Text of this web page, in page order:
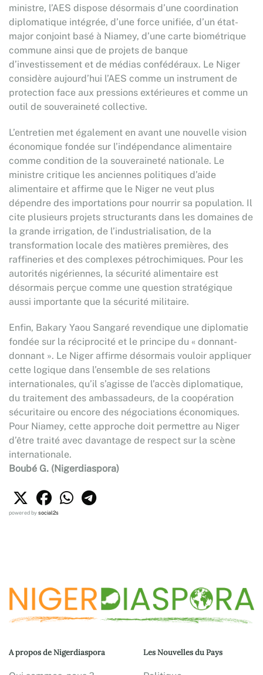
ministre, l’AES dispose désormais d’une coordination
diplomatique intégrée, d’une force unifiée, d’un état-
major conjoint basé à Niamey, d’une carte biométrique
commune ainsi que de projets de banque
d’investissement et de médias confédéraux. Le Niger
considère aujourd’hui l’AES comme un instrument de
protection face aux pressions extérieures et comme un
outil de souveraineté collective.
L’entretien met également en avant une nouvelle vision
économique fondée sur l’indépendance alimentaire
comme condition de la souveraineté nationale. Le
ministre critique les anciennes politiques d’aide
alimentaire et affirme que le Niger ne veut plus
dépendre des importations pour nourrir sa population. Il
cite plusieurs projets structurants dans les domaines de
la grande irrigation, de l’industrialisation, de la
transformation locale des matières premières, des
raffineries et des complexes pétrochimiques. Pour les
autorités nigériennes, la sécurité alimentaire est
désormais perçue comme une question stratégique
aussi importante que la sécurité militaire.
Enfin, Bakary Yaou Sangaré revendique une diplomatie
fondée sur la réciprocité et le principe du « donnant-
donnant ». Le Niger affirme désormais vouloir appliquer
cette logique dans l’ensemble de ses relations
internationales, qu’il s’agisse de l’accès diplomatique,
du traitement des ambassadeurs, de la coopération
sécuritaire ou encore des négociations économiques.
Pour Niamey, cette approche doit permettre au Niger
d’être traité avec davantage de respect sur la scène
internationale.
Boubé G. (Nigerdiaspora)
powered bysocial2s
A propos de Nigerdiaspora Les Nouvelles du Pays